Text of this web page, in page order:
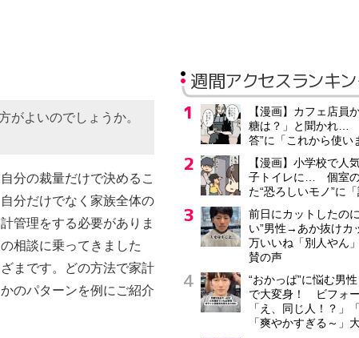
がよいのでしょうか。
分の裁量だけで決めるこ
分だけでなく家族全体の
管理をする必要がありま
相談に乗ってきました
まです。どの方法で家計
のパターンを例にご紹介
週間アクセスランキ
【漫画】カフェ店員
糖は？」と聞かれ…
答”に「これから使い
【漫画】小学校で人
子トイレに… 個室の
た“恐ろしいモノ”に「
前日にカットしたの
い”男性→あか抜け
万いいね「別人やん
賛の声
“おかっぱ”に悩む男
で大変身！ ビフォ
「え、同じ人！？」
「爽やかすぎる～」